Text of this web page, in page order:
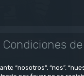
“nosotros”, “nos”,